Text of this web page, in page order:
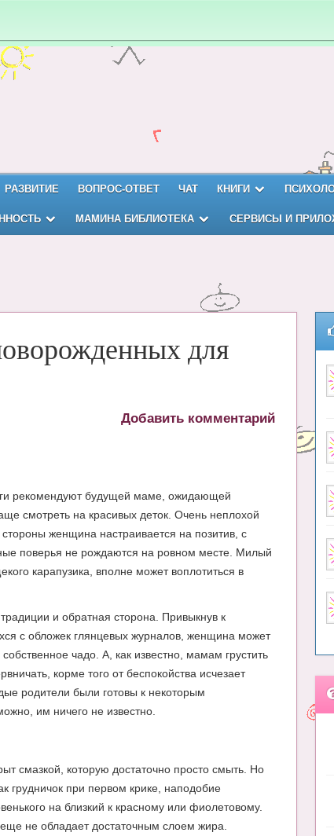
РАЗВИТИЕ ВОПРОС-ОТВЕТ ЧАТ КНИГИ
МАМИНА БИБЛИОТЕКА СЕРВИСЫ И
для
Добавить комментарий
рекомендуют будущей маме, ожидающей
смотреть на красивых деток. Очень неплохой
женщина настраивается на позитив, с
поверья не рождаются на ровном месте. Милый
карапузика, вполне может воплотиться в
и обратная сторона. Привыкнув к
с обложек глянцевых журналов, женщина может
чадо. А, как известно, мамам грустить
корме того от беспокойства исчезает
родители были готовы к некоторым
им ничего не известно.
смазкой, которую достаточно просто смыть. Но
грудничок при первом крике, наподобие
на близкий к красному или фиолетовому.
не обладает достаточным слоем жира.